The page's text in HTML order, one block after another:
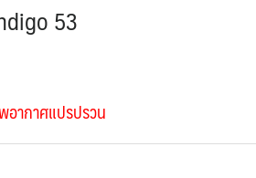
53
อากาศแปรปรวน